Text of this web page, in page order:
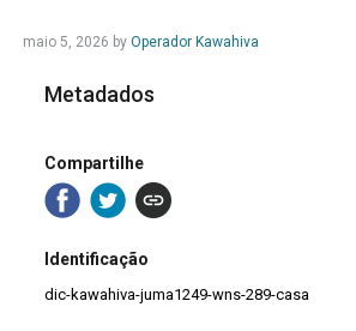
maio 5, 2026 by Operador Kawahiva
Metadados
Compartilhe
Identificação
dic-kawahiva-juma1249-wns-289-casa